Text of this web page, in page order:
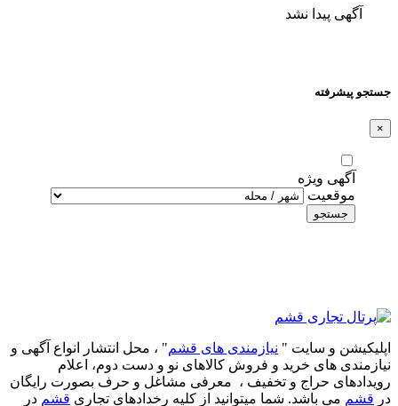
آگهی پیدا نشد
جستجو پیشرفته
×
آگهی ویژه
موقعیت
جستجو
اپلیکیشن و سایت " نیازمندی های قشم" ، محل انتشار انواع آگهی و
نیازمندی های خرید و فروش کالاهای نو و دست‌ دوم، اعلام
رویدادهای حراج و تخفیف ، معرفی مشاغل و حرف بصورت رایگان
در قشم می باشد. شما میتوانید از کلیه رخدادهای تجاری قشم در